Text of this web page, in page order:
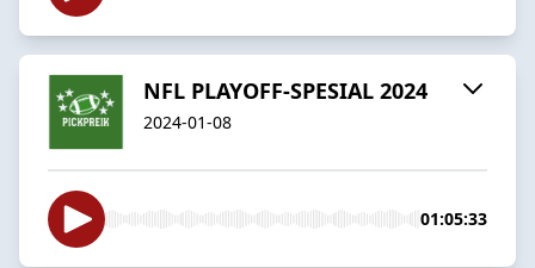
NFL PLAYOFF-SPESIAL 2024
2024-01-08
01:05:33